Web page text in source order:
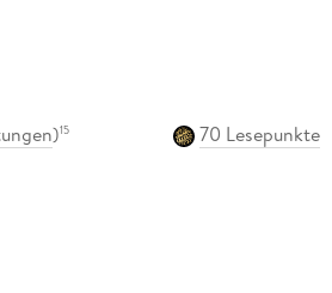
)15
70 Lesepunkte